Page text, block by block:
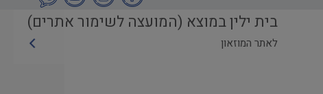
בית ילין במוצא (המועצה לשימור אתרים)
לאתר המוזאון